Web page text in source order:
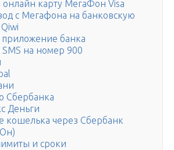
онлайн карту МегаФон Visa
с Мегафона на банковскую
банка
на номер 900
Сбербанка
Деньги
кошелька через Сбербанк
и сроки